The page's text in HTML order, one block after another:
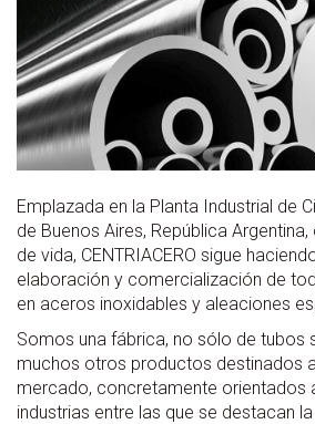
Emplazada en la Planta Industrial de
de Buenos Aires, República
de vida, CENTRIACERO sigue
elaboración y comercialización de
en aceros inoxidables y aleaciones
Somos una fábrica, no sólo de tubos
muchos otros productos destinados
mercado, concretamente orientados
industrias entre las que se destacan